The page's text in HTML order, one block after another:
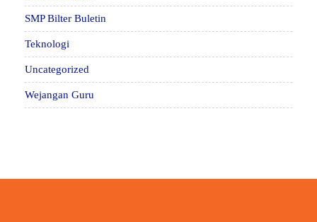
SMP Bilter Buletin
Teknologi
Uncategorized
Wejangan Guru